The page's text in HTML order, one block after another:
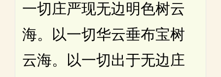
一切庄严现无边明色树云
海。以一切华云垂布宝树
云海。以一切出于无边庄